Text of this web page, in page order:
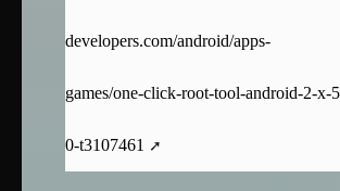
developers.com/android/apps-
games/one-click-root-tool-android-2-x-
0-t3107461